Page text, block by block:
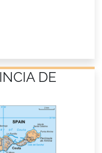
DE